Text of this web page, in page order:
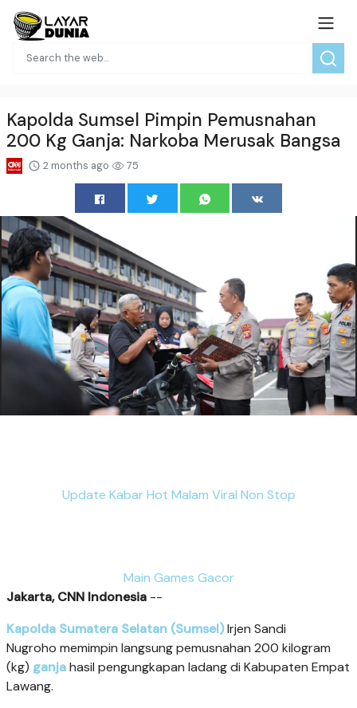
Kapolda Sumsel Pimpin Pemusnahan
200 Kg Ganja: Narkoba Merusak Bangsa
2 months ago 75
Update Kabar Hot Malam Viral Non Stop
Main Games Gacor
Jakarta, CNN Indonesia --
Kapolda Sumatera Selatan (Sumsel)Irjen Sandi
Nugroho memimpin langsung pemusnahan 200 kilogram
(kg) ganjahasil pengungkapan ladang di Kabupaten Empat
Lawang.